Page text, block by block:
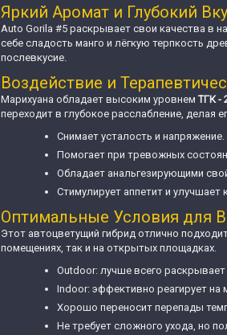
Яркий Аромат и Глубокий
Auto Gorila #5 раскрывает свои качества в
себе сладость манго и лёгкую терпкость
послевкусие.
Воздействие и
Марихуана обладает высоким уровнемТГК -
переходит в глубокое расслабление, делая
Снимает усталость и напряжение.
Помогает при тревожных
Обладает анальгезирующими
Стимулирует аппетит и улучшает
Оптимальные Условия для
Этот автоцветущий гибрид отлично
помещениях, так и на открытых площадках.
Outdoor: лучше всего
Indoor: эффективно реагирует на
Хорошо переносит перепады
Не требует сложного ухода, но